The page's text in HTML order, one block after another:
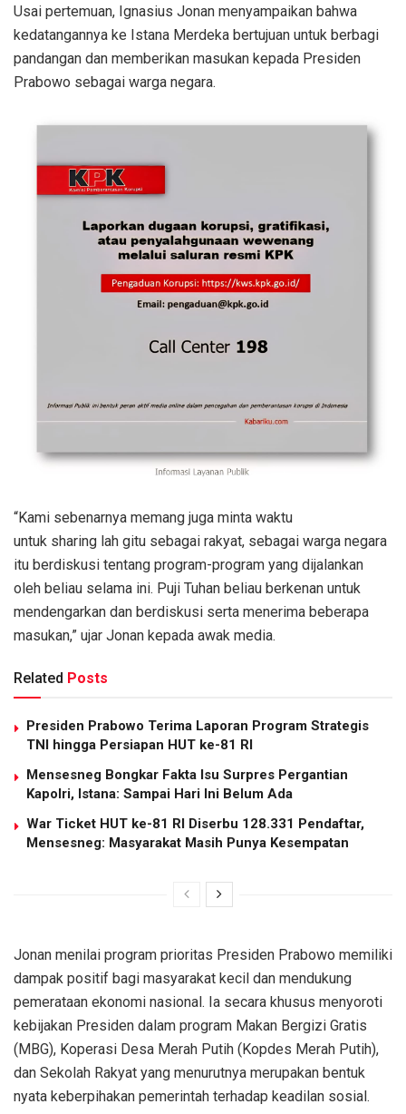
Usai pertemuan, Ignasius Jonan menyampaikan bahwa
kedatangannya ke Istana Merdeka bertujuan untuk berbagi
pandangan dan memberikan masukan kepada Presiden
Prabowo sebagai warga negara.
“Kami sebenarnya memang juga minta waktu
untuk sharing lah gitu sebagai rakyat, sebagai warga negara
itu berdiskusi tentang program-program yang dijalankan
oleh beliau selama ini. Puji Tuhan beliau berkenan untuk
mendengarkan dan berdiskusi serta menerima beberapa
masukan,” ujar Jonan kepada awak media.
Related Posts
Presiden Prabowo Terima Laporan Program Strategis
TNI hingga Persiapan HUT ke-81 RI
Mensesneg Bongkar Fakta Isu Surpres Pergantian
Kapolri, Istana: Sampai Hari Ini Belum Ada
War Ticket HUT ke-81 RI Diserbu 128.331 Pendaftar,
Mensesneg: Masyarakat Masih Punya Kesempatan
Jonan menilai program prioritas Presiden Prabowo memiliki
dampak positif bagi masyarakat kecil dan mendukung
pemerataan ekonomi nasional. Ia secara khusus menyoroti
kebijakan Presiden dalam program Makan Bergizi Gratis
(MBG), Koperasi Desa Merah Putih (Kopdes Merah Putih),
dan Sekolah Rakyat yang menurutnya merupakan bentuk
nyata keberpihakan pemerintah terhadap keadilan sosial.